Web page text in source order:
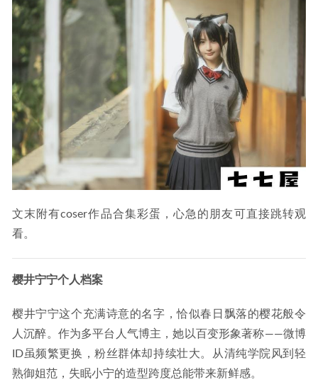
文末附有coser作品合集彩蛋，心急的朋友可直接跳转观
看。
樱井宁宁个人档案
樱井宁宁这个充满诗意的名字，恰似春日飘落的樱花般令
人沉醉。作为多平台人气博主，她以百变形象著称——微博
ID虽频繁更换，粉丝群体却持续壮大。从清纯学院风到轻
熟御姐范，失眠小宁的造型跨度总能带来新鲜感。
[150P/323MB]
2022-05-06
[微密圈]猪小七 – 吊带黑凶罩[5P2V-7M] 2024-06-26
[Xiuren秀人网]2024.07.08 NO.8822 梦心玥[91+1P/871MB]
2025-02-14
[微密圈]秋不吃鱼 –晚上好呀😘[9P-10M]
2023-10-16
是小逗逗 – 写真图片合集【持续更新中】 2025-08-04